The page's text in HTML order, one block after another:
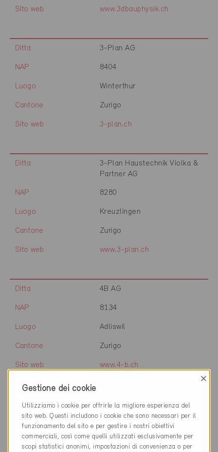
Sito web www.3dbauphysik.ch
Ditta 3-Plan AG
NAP 8404
Luogo Winterthur
Cantone Zurigo
Sito web 3-plan.ch
Ditta
3-Plan Haustechnik Violka &
Partner AG
NAP 8280
Luogo Kreuzlingen
Cantone Zurigo
Sito web www.3-plan.ch
Ditta 4B AG
NAP 8134
Luogo Adliswil
Cantone Zurigo
Sito web www.4-b.ch
NAP 8305
Luogo Dietlikon
Gestione dei cookie
×
Utilizziamo i cookie per offrirle la migliore esperienza del
sito web. Questi includono i cookie che sono necessari per il
funzionamento del sito e per gestire i nostri obiettivi
commerciali, così come quelli utilizzati esclusivamente per
scopi statistici anonimi, impostazioni di convenienza o per